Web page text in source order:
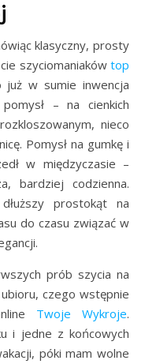
klasyczny, prosty
szyciomaniaków top
już w sumie inwencja
– na cienkich
nieco
Pomysł na gumkę i
w międzyczasie –
bardziej codzienna.
prostokąt na
do czasu związać w
prób szycia na
czego wstępnie
Twoje Wykroje.
i jedne z końcowych
póki mam wolne